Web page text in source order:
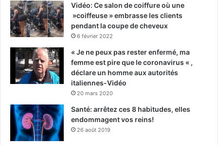
Vidéo: Ce salon de coiffure où une
»coiffeuse » embrasse les clients
pendant la coupe de cheveux
6 février 2022
« Je ne peux pas rester enfermé, ma
femme est pire que le coronavirus « ,
déclare un homme aux autorités
italiennes-Vidéo
20 mars 2020
Santé: arrêtez ces 8 habitudes, elles
endommagent vos reins!
26 août 2019